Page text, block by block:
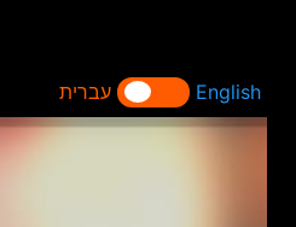
English עברית